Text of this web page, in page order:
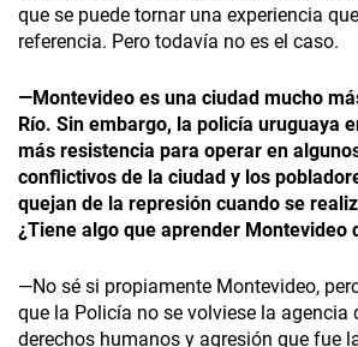
que se puede tornar una experiencia
referencia. Pero todavía no es el caso.
—Montevideo es una ciudad mucho
Río. Sin embargo, la policía uruguaya
más resistencia para operar en
conflictivos de la ciudad y los
quejan de la represión cuando se
¿Tiene algo que aprender Montevideo
—No sé si propiamente Montevideo,
que la Policía no se volviese la agencia
derechos humanos y agresión que fue